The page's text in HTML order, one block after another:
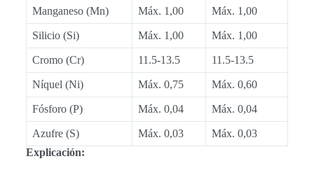
Manganeso (Mn) Máx. 1,00 Máx. 1,00
Silicio (Si) Máx. 1,00 Máx. 1,00
Cromo (Cr) 11.5-13.5 11.5-13.5
Níquel (Ni) Máx. 0,75 Máx. 0,60
Fósforo (P) Máx. 0,04 Máx. 0,04
Azufre (S) Máx. 0,03
Máx. 0,03
Explicación: